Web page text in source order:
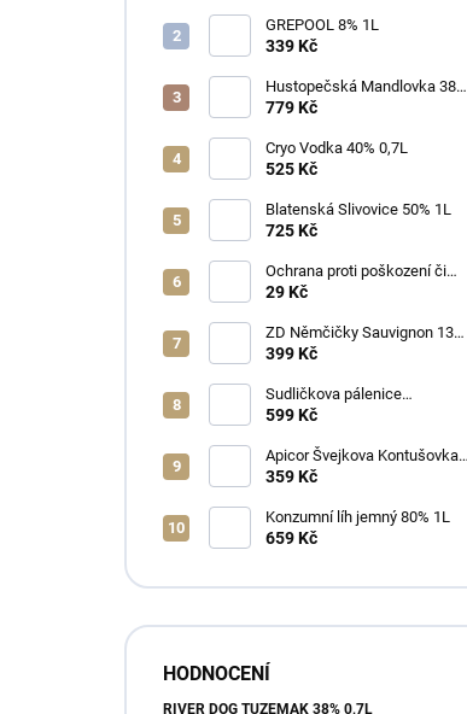
GREPOOL 8% 1L
339 Kč
Hustopečská Mandlovka 38%
1L
779 Kč
Cryo Vodka 40% 0,7L
525 Kč
Blatenská Slivovice 50% 1L
725 Kč
Ochrana proti poškození či
ztrátě
29 Kč
ZD Němčičky Sauvignon 13%
2025 Bag in Box 3L - suché
399 Kč
Sudličkova pálenice
Ořechovka 30% 0,7L
599 Kč
Apicor Švejkova Kontušovka
40% 0,5L
359 Kč
Konzumní líh jemný 80% 1L
659 Kč
HODNOCENÍ
RIVER DOG TUZEMÁK 38% 0,7L